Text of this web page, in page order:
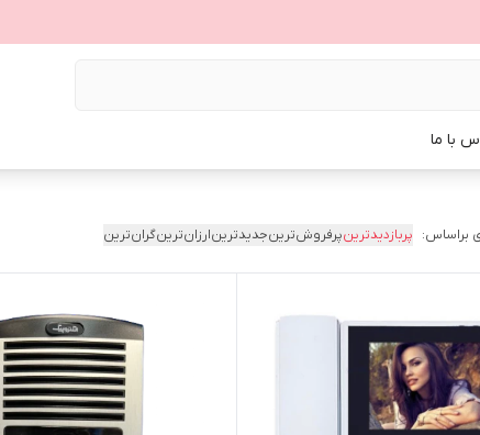
با ما
براساس: پربازدیدترینپرفروش‌ترینجدیدترینارزان‌ترینگران‌ترین